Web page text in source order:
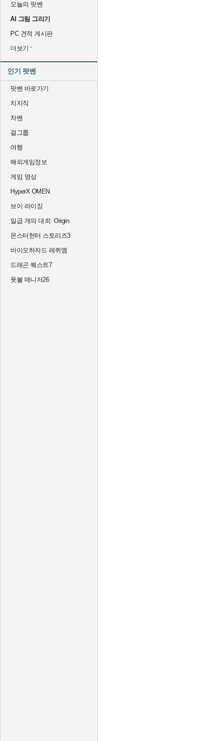
오늘의 팟벤
AI 그림 그리기
PC 견적 게시판
더보기
인기 팟벤
팟벤 바로가기
치지직
차벤
걸그룹
여행
해외게임정보
게임 영상
HyperX OMEN
브이 라이징
일곱 개의 대죄: Origin
몬스터헌터 스토리즈3
바이오하자드 레퀴엠
드래곤 퀘스트7
풋볼 매니저26